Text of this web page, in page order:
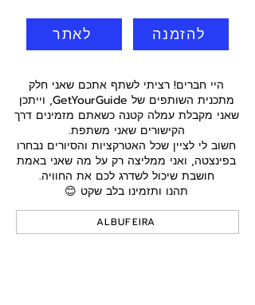
להזמנה לאתר
היי חברים! רציתי לשתף אתכם שאני חלק
מתכנית השותפים של GetYourGuide, וייתכן
שאני מקבלת עמלה קטנה כשאתם מזמינים דרך
הקישורים שאני משתפת.
חשוב לי לציין שכל האטרקציות והסיורים נבחרו
בפינצטה, ואני ממליצה רק על מה שאני באמת
חושבת שיכול לשדרג לכם את החוויה.
תהנו ותזמינו בלב שקט 😊
ALBUFEIRA